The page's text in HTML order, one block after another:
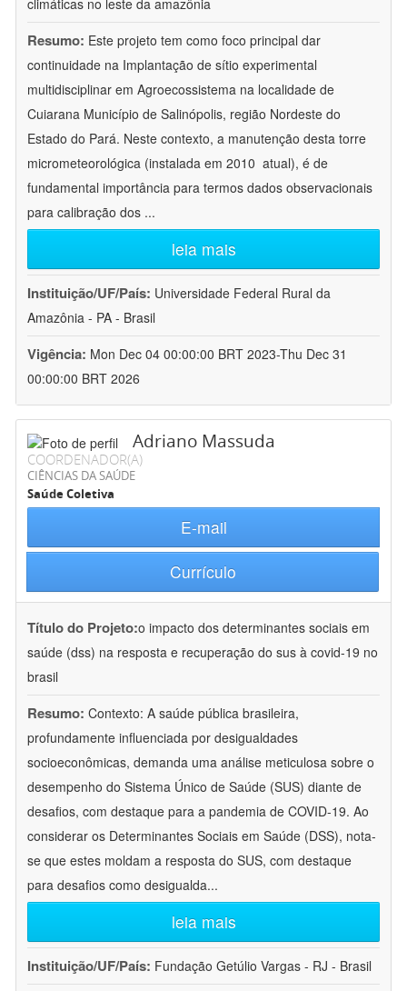
climáticas no leste da amazônia
Resumo: Este projeto tem como foco principal dar
continuidade na Implantação de sítio experimental
multidisciplinar em Agroecossistema na localidade de
Cuiarana Município de Salinópolis, região Nordeste do
Estado do Pará. Neste contexto, a manutenção desta torre
micrometeorológica (instalada em 2010  atual), é de
fundamental importância para termos dados observacionais
para calibração dos ...
leia mais
Instituição/UF/País: Universidade Federal Rural da
Amazônia - PA - Brasil
Vigência: Mon Dec 04 00:00:00 BRT 2023-Thu Dec 31
00:00:00 BRT 2026
Adriano Massuda
COORDENADOR(A)
CIÊNCIAS DA SAÚDE
Saúde Coletiva
E-mail
Currículo
Título do Projeto:o impacto dos determinantes sociais em
saúde (dss) na resposta e recuperação do sus à covid-19 no
brasil
Resumo: Contexto: A saúde pública brasileira,
profundamente influenciada por desigualdades
socioeconômicas, demanda uma análise meticulosa sobre o
desempenho do Sistema Único de Saúde (SUS) diante de
desafios, com destaque para a pandemia de COVID-19. Ao
considerar os Determinantes Sociais em Saúde (DSS), nota-
se que estes moldam a resposta do SUS, com destaque
para desafios como desigualda...
leia mais
Instituição/UF/País: Fundação Getúlio Vargas - RJ - Brasil